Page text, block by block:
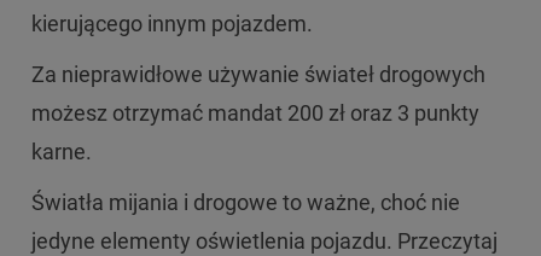
kierującego innym pojazdem.
Za nieprawidłowe używanie świateł drogowych
możesz otrzymać mandat 200 zł oraz 3 punkty
karne.
Światła mijania i drogowe to ważne, choć nie
jedyne elementy oświetlenia pojazdu. Przeczytaj